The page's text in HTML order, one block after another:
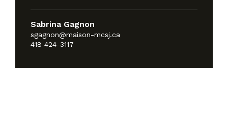
Sabrina Gagnon
sgagnon@maison-mcsj.ca
418 424-3117